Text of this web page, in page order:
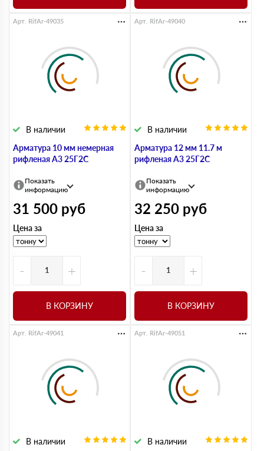
Арматура 10 мм немерная
рифленая А3 25Г2С
В наличии
Арт. RifAr-49035
Показать
информацию
31 500 руб
Цена за
- +
В КОРЗИНУ
Арматура 12 мм 11.7 м
рифленая А3 25Г2С
В наличии
Арт. RifAr-49040
Показать
информацию
32 250 руб
Цена за
- +
В КОРЗИНУ
В наличии
Арт. RifAr-49041
В наличии
Арт. RifAr-49051